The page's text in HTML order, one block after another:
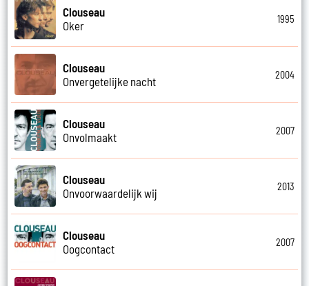
Clouseau
Oker
1995
Clouseau
Onvergetelijke nacht
2004
Clouseau
Onvolmaakt
2007
Clouseau
Onvoorwaardelijk wij
2013
Clouseau
Oogcontact
2007